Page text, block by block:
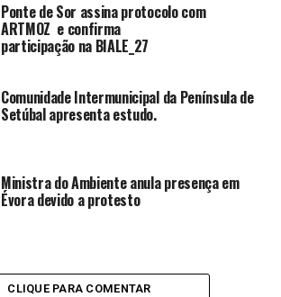
Ponte de Sor assina protocolo com
ARTMOZ e confirma
participação na BIALE_27
Comunidade Intermunicipal da Península de
Setúbal apresenta estudo.
Ministra do Ambiente anula presença em
Évora devido a protesto
CLIQUE PARA COMENTAR